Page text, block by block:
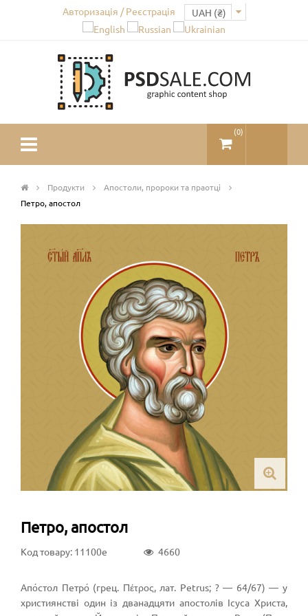
Авторизація / Реєстрація
(0)
Продукти
Апостоли, пророки та праотці
Петро, апостол
Петро, апостол
Код товару: 11100e 4660
Апо́стол Петро́ (грец. Πέτρος, лат. Petrus; ? — 64/67) — у
християнстві один із дванадцяти апостолів Ісуса Христа,